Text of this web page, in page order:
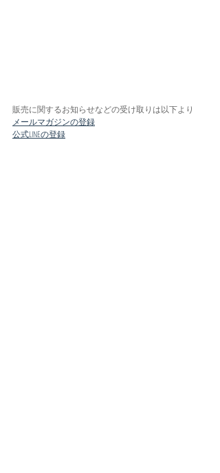
販売に関するお知らせなどの受け取りは以下より
メールマガジンの登録
公式LINEの登録